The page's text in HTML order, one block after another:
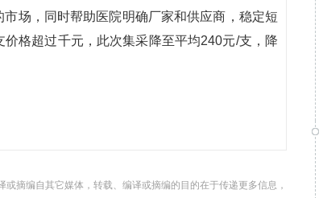
场，同时帮助医院明确厂家和供应商，稳定短
格超过千元，此次集采降至平均240元/支，降
摘编自其它媒体，转载、编译或摘编的目的在于传递更多信息，